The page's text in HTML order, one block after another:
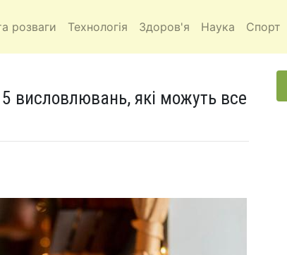
розваги Технологія Здоров'я Наука Спорт
висловлювань, які можуть все